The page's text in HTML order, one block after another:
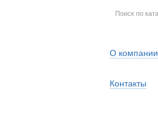
О компании
Контакты